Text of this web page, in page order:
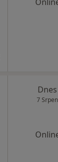
Dnes
7 Srpen